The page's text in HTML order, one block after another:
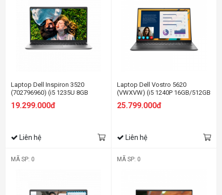
Laptop Dell Inspiron 3520
(702796960) (i5 1235U 8GB
2G/15.6 inch
19.299.000đ
Liên hệ
Laptop Dell Vostro 5620
(VWXVW) (i5 1240P 16GB/512GB
2GB/16.0FHD+/Win11/Office
25.799.000đ
Liên hệ
MÃ SP: 0 MÃ SP: 0